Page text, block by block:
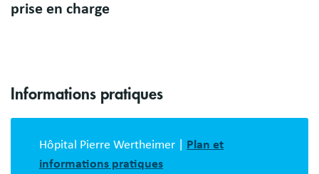
prise en charge
Bloc
description
Informations pratiques
Hôpital Pierre Wertheimer | Plan et
informations pratiques